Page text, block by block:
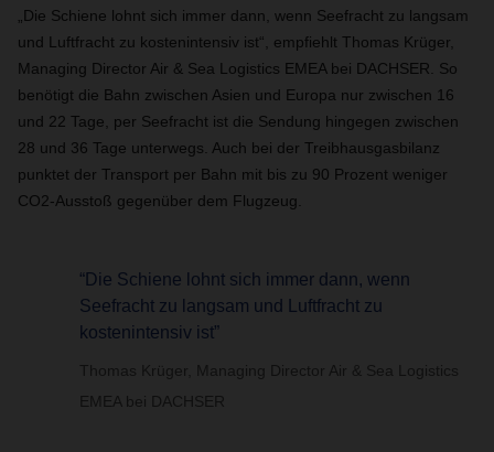
„Die Schiene lohnt sich immer dann, wenn Seefracht zu langsam
und Luftfracht zu kostenintensiv ist“, empfiehlt Thomas Krüger,
Managing Director Air & Sea Logistics EMEA bei DACHSER. So
benötigt die Bahn zwischen Asien und Europa nur zwischen 16
und 22 Tage, per Seefracht ist die Sendung hingegen zwischen
28 und 36 Tage unterwegs. Auch bei der Treibhausgasbilanz
punktet der Transport per Bahn mit bis zu 90 Prozent weniger
CO2-Ausstoß gegenüber dem Flugzeug.
“Die Schiene lohnt sich immer dann, wenn
Seefracht zu langsam und Luftfracht zu
kostenintensiv ist”
Thomas Krüger, Managing Director Air & Sea Logistics
EMEA bei DACHSER